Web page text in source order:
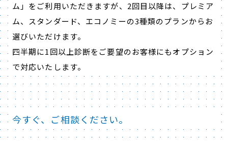
ム」をご利用いただきますが、2回目以降は、プレミア
ム、スタンダード、エコノミーの3種類のプランからお
選びいただけます。
四半期に1回以上診断をご要望のお客様にもオプション
で対応いたします。
今すぐ、ご相談ください。